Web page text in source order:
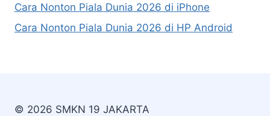
Cara Nonton Piala Dunia 2026 di iPhone
Cara Nonton Piala Dunia 2026 di HP Android
© 2026 SMKN 19 JAKARTA